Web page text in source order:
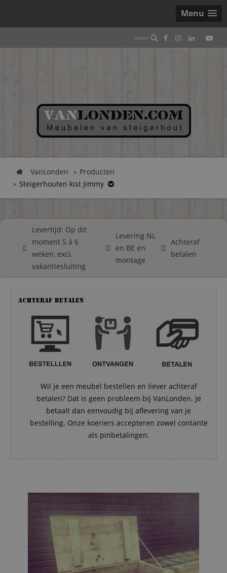
Menu
VanLonden
Producten
Steigerhouten kist Jimmy
Levertijd: Op dit
moment 5 á 6
weken, excl.
vakantiesluiting
Levering NL
en BE en
montage
Achteraf
betalen
Achteraf betalen
Wil je een meubel bestellen en liever achteraf
betalen? Dat is geen probleem bij VanLonden. Je
betaalt dan eenvoudig bij aflevering van je
bestelling. Onze koeriers accepteren zowel contante
als pinbetalingen.